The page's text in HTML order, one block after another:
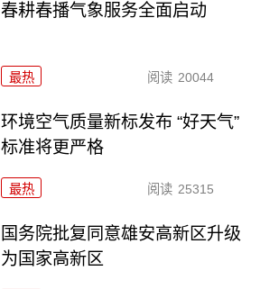
春耕春播气象服务全面启动
最热 阅读 20044
环境空气质量新标发布 “好天气”
标准将更严格
最热 阅读 25315
国务院批复同意雄安高新区升级
为国家高新区